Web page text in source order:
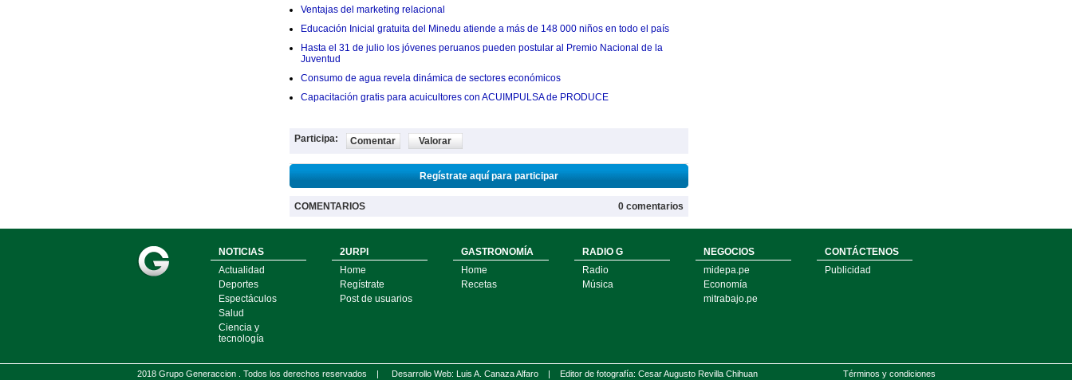
Ventajas del marketing relacional
Educación Inicial gratuita del Minedu atiende a más de 148 000 niños en todo el país
Hasta el 31 de julio los jóvenes peruanos pueden postular al Premio Nacional de la
Juventud
Consumo de agua revela dinámica de sectores económicos
Capacitación gratis para acuicultores con ACUIMPULSA de PRODUCE
Participa: Comentar Valorar
Regístrate aquí para participar
COMENTARIOS 0 comentarios
NOTICIAS
Actualidad
Deportes
Espectáculos
Salud
Ciencia y
tecnología
2URPI
Home
Regístrate
Post de usuarios
GASTRONOMÍA
Home
Recetas
RADIO G
Radio
Música
NEGOCIOS
midepa.pe
Economía
mitrabajo.pe
CONTÁCTENOS
Publicidad
2018 Grupo Generaccion . Todos los derechos reservados | Desarrollo Web: Luis A. Canaza Alfaro | Editor de fotografía: Cesar Augusto Revilla Chihuan Términos y condiciones